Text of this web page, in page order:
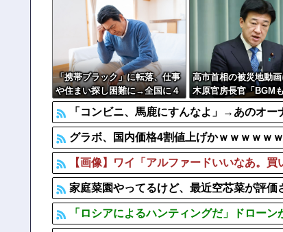
【画像】 パン線透けまくってるOLの尻ｗｗｗｗｗ
【速報】 町のお弁当屋さん「申し訳ないが消費
【画像】 「キム兄」こと芸人・木村祐一さん（
「携帯ブラック」に転落、仕事
や住まい探し困難に→全国に４
００万人？生活再建どうすれ
ば…
高市首相の被災地動
木原官房長官「BGM
の一つ」
「コンビニ、馬鹿にすんなよ」→あのオ
グラボ、国内価格4割値上げかｗｗｗｗｗ
【画像】ワイ「アルファードいいなあ。
家庭菜園やってるけど、最近空芯菜が評価
「ロシアによるハンティングだ」ドロー